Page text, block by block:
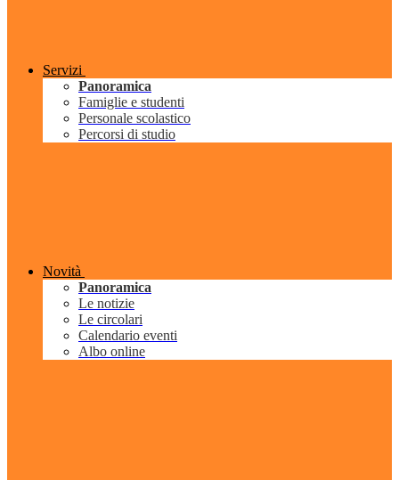
Servizi
Panoramica
Famiglie e studenti
Personale scolastico
Percorsi di studio
Novità
Panoramica
Le notizie
Le circolari
Calendario eventi
Albo online